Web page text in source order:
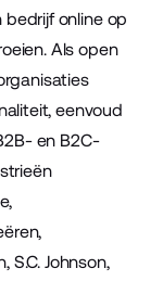
online op
Als open
eenvoud
en B2C-
S.C. Johnson,